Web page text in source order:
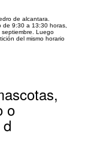
de alcantara.
de 9:30 a 13:30 horas,
Luego
del mismo horario
o